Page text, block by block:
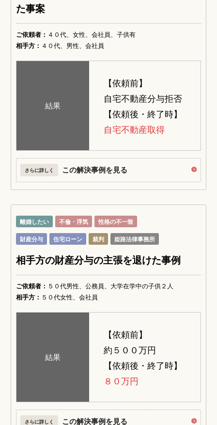
た事案
ご依頼者： ４０代、女性、会社員、子供有
相手方： ４０代、男性、会社員
結果
【依頼前】
自宅不動産分与拒否
【依頼後・終了時】
自宅不動産取得
さらに詳しく この解決事例を見る
離婚したい 不倫・浮気
性格の不一致
財産分与
住宅ローン 裁判 姫路法律事務所
相手方の財産分与の主張を退けた事例
ご依頼者： ５０代男性、公務員、大学在学中の子供２人
相手方： ５０代女性、会社員
結果
【依頼前】
約５００万円
【依頼後・終了時】
８０万円
さらに詳しく この解決事例を見る